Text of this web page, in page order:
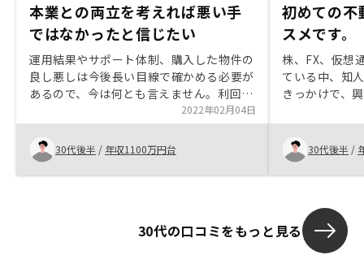
本業との両立を考えれば悪い手
ではなかったと信じたい
運用結果やサポート体制、購入した物件の
良し悪しは今後長い目線で確かめる必要が
あるので、今は何とも言えません。利回り
が高いとは言えないが、本業との両立を考
えると、ここまで管理をお任せ出来るので
あれば、メリットがあると判断しました。
賃貸経営に関する運営、リスクケアやサポ
ートについて、自社グループ内で上手く回
当のレベルは高いとは思えません。今後、
2022年02月04日
30代後半 / 年収1100万円台
初めての不
スメです。
株、FX、仮想
ている中、知
きっかけで、
会社ならでは
担当者の対応
各角度で見て
よく、購入し
30代後半 /
30代の口コミをもっと見る